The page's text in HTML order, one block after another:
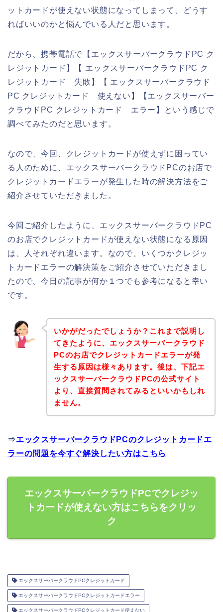
ットカードが使えない状態になってしまって、どうす
ればいいのかと悩んでいる人だと思います。
だから、携帯電話で【エックスサーバークラウドPC ク
レジットカード】【 エックスサーバークラウドPC ク
レジットカード 失敗】【 エックスサーバークラウド
PC クレジットカード 使えない】【エックスサーバー
クラウドPC クレジットカード エラー】という感じで
調べてみたのだと思います。
なので、今回、クレジットカードが使えずに困ってい
る人のために、エックスサーバークラウドPCのお店で
クレジットカードエラーが発生した時の解決方法をご
紹介させていただきました。
今回ご紹介したように、エックスサーバークラウドPC
のお店でクレジットカードが使えない状態になる原因
は、人それぞれ違います。なので、いくつかクレジッ
トカードエラーの解決策をご紹介させていただきまし
たので、今日の記事が何か１つでも参考になると幸い
です。
いかがだったでしょうか？これまで説明し
てきたように、エックスサーバークラウド
PCのお店でクレジットカードエラーが発
生する原因は様々あります。後は、下記エ
ックスサーバークラウドPCの公式サイト
より、直接質問されてみるといいかもしれ
ません。
⇒エックスサーバークラウドPCのクレジットカードエ
ラーの問題を今すぐ解決したい方はこちら
エックスサーバークラウドPCでクレジッ
トカードが使えない方はこちらをクリッ
ク
エックスサーバークラウドPCクレジットカード
エックスサーバークラウドPCクレジットカードエラー
エックスサーバークラウドPCクレジットカード使えない